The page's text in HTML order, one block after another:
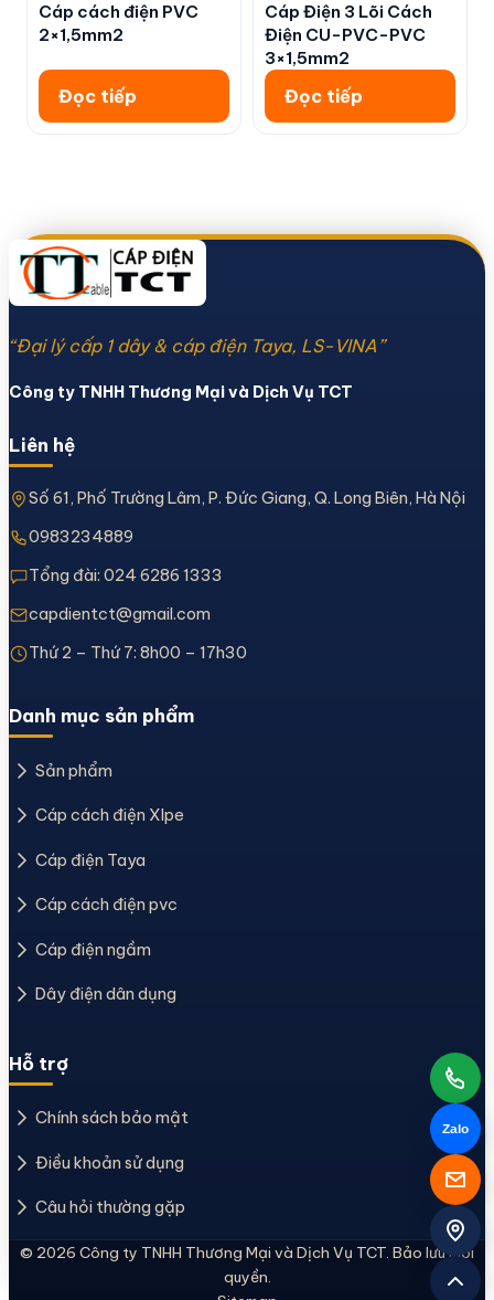
Cáp cách điện PVC
2×1,5mm2
Đọc tiếp
Cáp Điện 3 Lõi Cách
Điện CU-PVC-PVC
3×1,5mm2
Đọc tiếp
“Đại lý cấp 1 dây & cáp điện Taya, LS-VINA”
Công ty TNHH Thương Mại và Dịch Vụ TCT
Liên hệ
Số 61, Phố Trường Lâm, P. Đức Giang, Q. Long Biên, Hà Nội
0983234889
Tổng đài: 024 6286 1333
capdientct@gmail.com
Thứ 2 – Thứ 7: 8h00 – 17h30
Danh mục sản phẩm
Sản phẩm
Cáp cách điện Xlpe
Cáp điện Taya
Cáp cách điện pvc
Cáp điện ngầm
Dây điện dân dụng
Hỗ trợ
Chính sách bảo mật
Điều khoản sử dụng
Câu hỏi thường gặp
© 2026 Công ty TNHH Thương Mại và Dịch Vụ TCT. Bảo lưu mọi
quyền.
Zalo